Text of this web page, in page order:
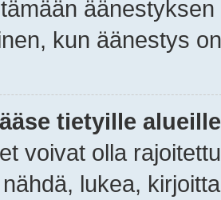
kun äänestys
tietyille
voivat olla
lukea,